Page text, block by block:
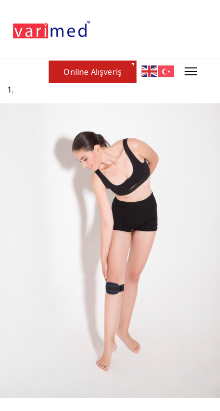
Online Alışveriş